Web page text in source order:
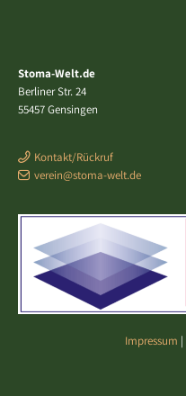
Stoma-Welt.de
Berliner Str. 24
55457 Gensingen
Kontakt/Rückruf
verein@stoma-welt.de
Impressum |